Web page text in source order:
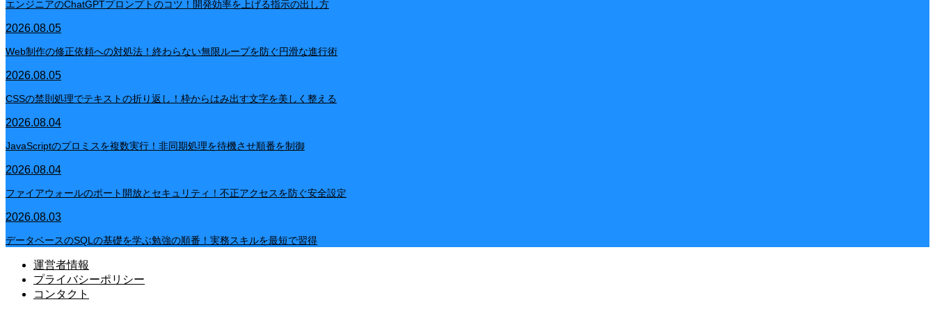
エンジニアのChatGPTプロンプトのコツ！開発効率を上げる指示の出し方
2026.08.05
Web制作の修正依頼への対処法！終わらない無限ループを防ぐ円滑な進行術
2026.08.05
CSSの禁則処理でテキストの折り返し！枠からはみ出す文字を美しく整える
2026.08.04
JavaScriptのプロミスを複数実行！非同期処理を待機させ順番を制御
2026.08.04
ファイアウォールのポート開放とセキュリティ！不正アクセスを防ぐ安全設定
2026.08.03
データベースのSQLの基礎を学ぶ勉強の順番！実務スキルを最短で習得
運営者情報
プライバシーポリシー
コンタクト